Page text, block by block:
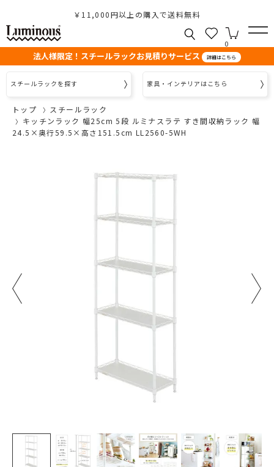
￥11,000円以上の購入で送料無料
0
法人様限定！スチールラックお見積りサービス 詳細はこちら
スチールラックを探す 家具・インテリアはこちら
トップ
スチールラック
キッチンラック 幅25cm 5段 ルミナスラテ すき間収納ラック 幅
24.5×奥行59.5×高さ151.5cm LL2560-5WH